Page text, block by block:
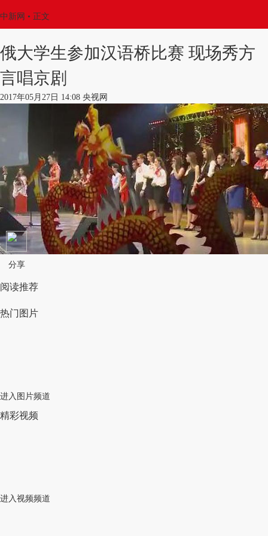
中新网 • 正文
俄大学生参加汉语桥比赛 现场秀方
言唱京剧
2017年05月27日 14:08 央视网
分享
阅读推荐
热门图片
进入图片频道
精彩视频
进入视频频道